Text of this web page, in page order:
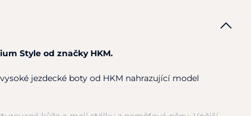
Style od značky HKM.
jezdecké boty od HKM nahrazující model